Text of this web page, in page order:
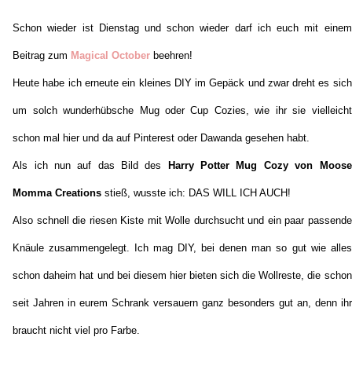
Schon wieder ist Dienstag und schon wieder darf ich euch mit einem
Beitrag zum Magical October beehren!
Heute habe ich erneute ein kleines DIY im Gepäck und zwar dreht es sich
um solch wunderhübsche Mug oder Cup Cozies, wie ihr sie vielleicht
schon mal hier und da auf Pinterest oder Dawanda gesehen habt.
Als ich nun auf das Bild des Harry Potter Mug Cozy von Moose
Momma Creations stieß, wusste ich: DAS WILL ICH AUCH!
Also schnell die riesen Kiste mit Wolle durchsucht und ein paar passende
Knäule zusammengelegt. Ich mag DIY, bei denen man so gut wie alles
schon daheim hat und bei diesem hier bieten sich die Wollreste, die schon
seit Jahren in eurem Schrank versauern ganz besonders gut an, denn ihr
braucht nicht viel pro Farbe.